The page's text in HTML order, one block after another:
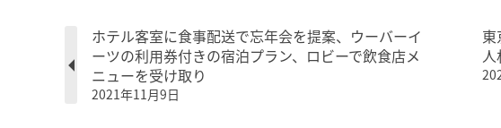
ホテル客室に食事配送で忘年会を提案、ウーバーイ
ーツの利用券付きの宿泊プラン、ロビーで飲食店メ
ニューを受け取り
2021年11月9日